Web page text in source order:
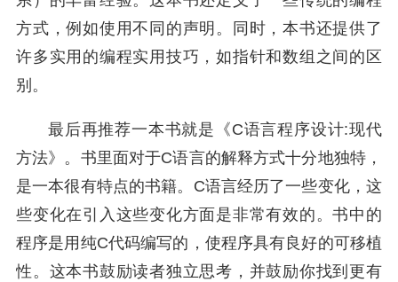
方式，例如使用不同的声明。同时，本书还提供了
许多实用的编程实用技巧，如指针和数组之间的区
别。
最后再推荐一本书就是《C语言程序设计:现代
方法》。书里面对于C语言的解释方式十分地独特，
是一本很有特点的书籍。C语言经历了一些变化，这
些变化在引入这些变化方面是非常有效的。书中的
程序是用纯C代码编写的，使程序具有良好的可移植
性。这本书鼓励读者独立思考，并鼓励你找到更有